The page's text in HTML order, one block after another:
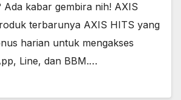
Ada kabar gembira nih! AXIS
terbarunya AXIS HITS yang
harian untuk mengakses
Line, dan BBM.…